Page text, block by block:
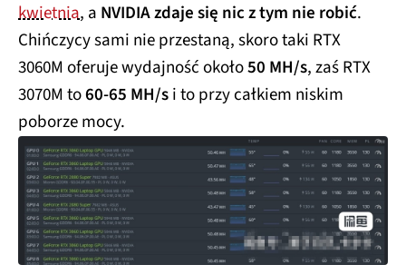
kwietnia, a NVIDIA zdaje się nic z tym nie robić.
Chińczycy sami nie przestaną, skoro taki RTX
3060M oferuje wydajność około50 MH/s, zaś RTX
3070M to60-65 MH/si to przy całkiem niskim
poborze mocy.